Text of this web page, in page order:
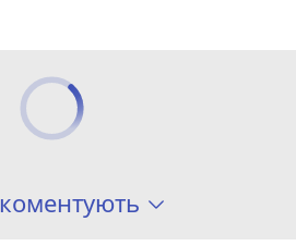
коментують